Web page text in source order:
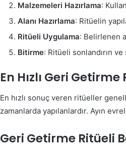
Malzemeleri Hazırlama:
Alanı Hazırlama: Ritüelin
Ritüeli Uygulama: Belirlenen
Bitirme: Ritüeli sonlandırın
En Hızlı Geri Getirme
En hızlı sonuç veren ritüeller
zamanlarda yapılanlardır. Ayın
Geri Getirme Ritüeli